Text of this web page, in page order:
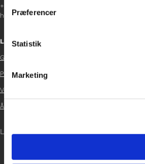
data med andre oplysninger, du har
Præferencer
Statistik
Marketing
+45 29 37 32 41
helene.t@gladfonden.dk
Links
Glad Fonden
Persondatapolitik
Vedtægter
Årsrapport 2024
LOG IND